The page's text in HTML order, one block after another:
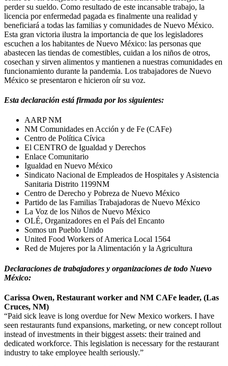
perder su sueldo. Como resultado de este incansable trabajo, la
licencia por enfermedad pagada es finalmente una realidad y
beneficiará a todas las familias y comunidades de Nuevo México.
Esta gran victoria ilustra la importancia de que los legisladores
escuchen a los habitantes de Nuevo México: las personas que
abastecen las tiendas de comestibles, cuidan a los niños de otros,
cosechan y sirven alimentos y mantienen a nuestras comunidades en
funcionamiento durante la pandemia. Los trabajadores de Nuevo
México se presentaron e hicieron oír su voz.
Esta declaración está firmada por los siguientes:
AARP NM
NM Comunidades en Acción y de Fe (CAFe)
Centro de Política Cívica
El CENTRO de Igualdad y Derechos
Enlace Comunitario
Igualdad en Nuevo México
Sindicato Nacional de Empleados de Hospitales y Asistencia
Sanitaria Distrito 1199NM
Centro de Derecho y Pobreza de Nuevo México
Partido de las Familias Trabajadoras de Nuevo México
La Voz de los Niños de Nuevo México
OLÉ, Organizadores en el País del Encanto
Somos un Pueblo Unido
United Food Workers of America Local 1564
Red de Mujeres por la Alimentación y la Agricultura
Declaraciones de trabajadores y organizaciones de todo Nuevo
México:
Carissa Owen, Restaurant worker and NM CAFe leader, (Las
Cruces, NM)
“Paid sick leave is long overdue for New Mexico workers. I have
seen restaurants fund expansions, marketing, or new concept rollout
instead of investments in their biggest assets: their trained and
dedicated workforce. This legislation is necessary for the restaurant
industry to take employee health seriously.”